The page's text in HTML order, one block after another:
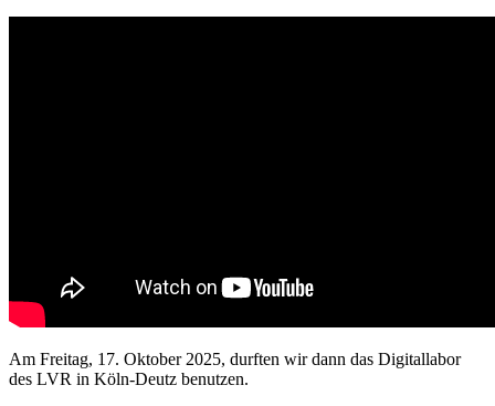
Am Freitag, 17. Oktober 2025, durften wir dann das Digitallabor
des LVR in Köln-Deutz benutzen.